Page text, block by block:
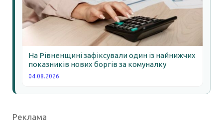
На Рівненщині зафіксували один із найнижчих
показників нових боргів за комуналку
04.08.2026
Реклама